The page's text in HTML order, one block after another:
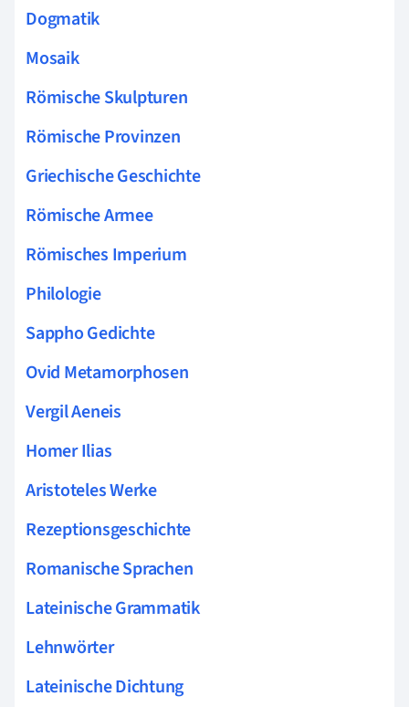
Dogmatik
Mosaik
Römische Skulpturen
Römische Provinzen
Griechische Geschichte
Römische Armee
Römisches Imperium
Philologie
Sappho Gedichte
Ovid Metamorphosen
Vergil Aeneis
Homer Ilias
Aristoteles Werke
Rezeptionsgeschichte
Romanische Sprachen
Lateinische Grammatik
Lehnwörter
Lateinische Dichtung